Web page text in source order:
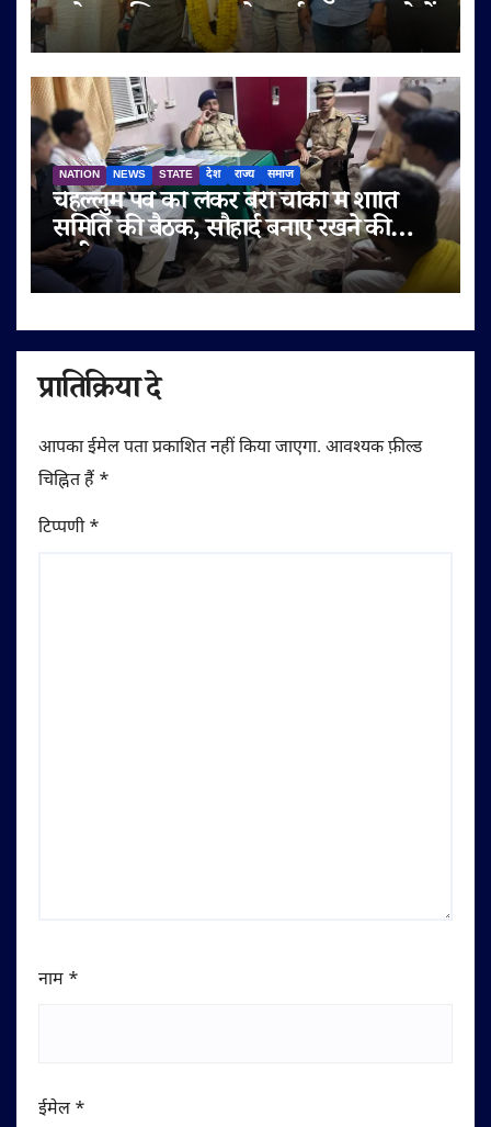
सुनेत्रा अजित पवार समेत कई गणमान्य लोगों
ने दी शुभकामनाएं
NATION NEWS STATE देश राज्य समाज
चेहल्लुम पर्व को लेकर बेरी चौकी में शांति
समिति की बैठक, सौहार्द बनाए रखने की
अपील
प्रातिक्रिया दे
आपका ईमेल पता प्रकाशित नहीं किया जाएगा. आवश्यक फ़ील्ड
चिह्नित हैं *
टिप्पणी*
नाम *
ईमेल *